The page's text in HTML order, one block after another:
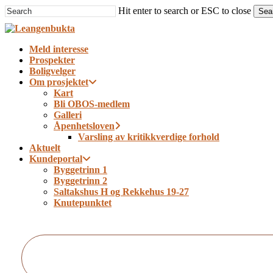
Skip
to
main
Hit enter to search or ESC to close
Close
Menu Meld interesse
Prospekter
Boligvelger
Om prosjektet
Kart
Bli OBOS-medlem
Galleri
Åpenhetsloven
Varsling av kritikkverdige forhold
Aktuelt
Kundeportal
Byggetrinn 1
Byggetrinn 2
Saltakshus H og Rekkehus 19-27
Knutepunktet